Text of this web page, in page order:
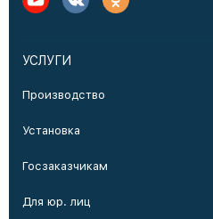
УСЛУГИ
Производство
Установка
Госзаказчикам
Для юр. лиц